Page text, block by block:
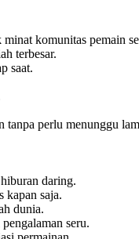
komunitas pemain
terbesar.
saat.
tanpa perlu menunggu
daring.
kapan saja.
dunia.
seru.